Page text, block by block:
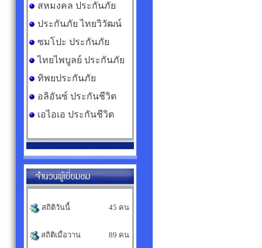
สหมงคล ประกันภัย
ประกันภัย ไทยวิวัฒน์
ซมโปะ ประกันภัย
ไทยไพบูลย์ ประกันภัย
ทิพยประกันภัย
อลิอันซ์ ประกันชีวิต
เอไอเอ ประกันชีวิต
สถิติวันนี้ 45 คน
สถิติเมื่อวาน 89 คน